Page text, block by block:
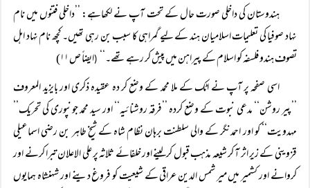
ہندوستان کی داخلی صورت حال کے تحت آپ نے لکھاہے: ’’داخلی فتنوں میں نام
نہاد صوفیا کی تعلیمات اسلامیان ہند کے لیے گمراہی کا سبب بن رہی تھیں۔ کچھ نام نہاد اہل
تصوف ہندو فلسفہ کو اسلام کے پیراہن میں پیش کر رہے تھے۔‘‘
(ایضاً ص ۱۱)
اسی صفحہ پر آپ نے اٹک کے ملا محمد کے وضع کر دہ عقیدہ ذکری اور بایزید المعروف
’’پیر روشن‘‘ مدعی نبوت کے وضع کردہ ’’فرقہ روشنائیہ‘‘ اور سید محمد جونپوری کی تحریک’’
مہدویت‘‘ کو اور احمدنگر کے والی سلطنت برہان نظام شاہ کے شیخ طاہر بن رضی اسماعیلی
قزوینی کے زیر اثر آ کر شیعہ مذہب قبول کرلینے اور خلفائے ثلاثہ پر علی الاعلان تبرا کرنے اور
کروانے اور کشمیر میں میر شمس الدین عراقی کے شیعیت کو فروغ دینے اور شہنشاہ ہمایوں